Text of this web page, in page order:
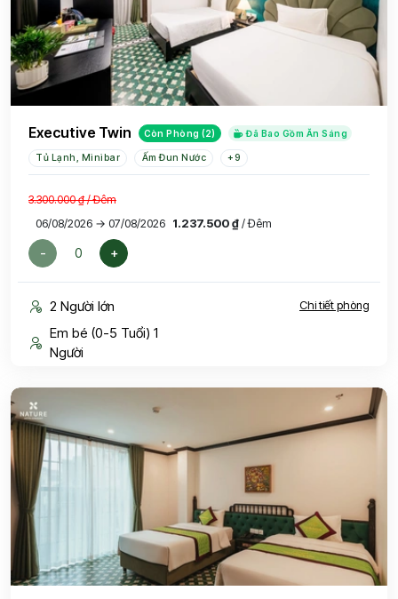
Executive Twin Còn Phòng (2) Đã Bao Gồm Ăn Sáng
Tủ Lạnh, Minibar Ấm Đun Nước +9
3.300.000 ₫/ Đêm
06/08/2026 → 07/08/2026 1.237.500 ₫ / Đêm
- +
2 Người lớn Chi tiết phòng
Em bé (0-5 Tuổi) 1
Người